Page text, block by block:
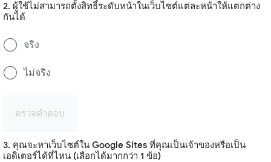
2. ผู้ใช้ไม่สามารถตั้งสิทธิ์ระดับหน้าในเว็บไซต์แต่ละหน้าให้แตกต่าง
กันได้
จริง
ไม่จริง
ตรวจคำตอบ
3. คุณจะหาเว็บไซต์ใน Google Sites ที่คุณเป็นเจ้าของหรือเป็น
เอดิเตอร์ได้ที่ไหน (เลือกได้มากกว่า 1 ข้อ)